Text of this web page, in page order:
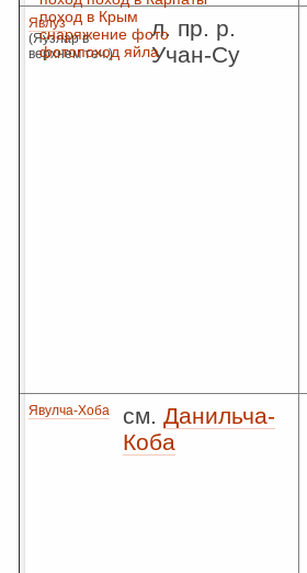
Явлуз
(Яузлар в
верхнем теч.)
л. пр. р.
Учан-Су
Явулча-Хоба см. Данильча-
Коба
поход в Крым
снаряжение фото
фотопоход яйла